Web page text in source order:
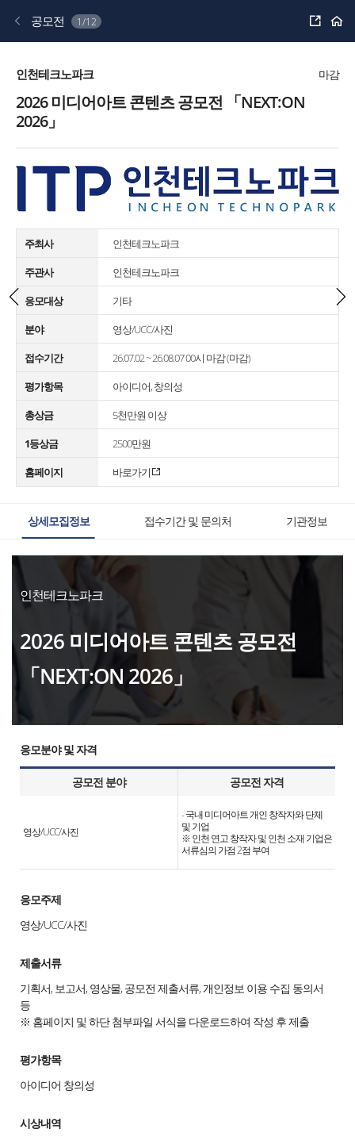
공모전 1/12 공
하
홈
인천테크노파크 마감
2026 미디어아트 콘텐츠 공모전 「NEXT:ON
2026」
주최사
인천테크노파크
주관사
인천테크노파크
응모대상
기타
분야
영상/UCC/사진
접수기간
26.07.02 ~ 26.08.07 00시 마감 (마감)
평가항목
아이디어, 창의성
총상금
5천만원 이상
1등상금
2500만원
홈페이지
바로가기
상세모집정보 접수기간 및 문의처 기관정보
인천테크노파크
2026 미디어아트 콘텐츠 공모전
「NEXT:ON 2026」
응모분야 및 자격
공모전 분야 공모전 자격
영상/UCC/사진
- 국내 미디어아트 개인 창작자와 단체
및 기업
※ 인천 연고 창작자 및 인천 소재 기업은
서류심의 가점 2점 부여
응모주제
영상/UCC/사진
제출서류
기획서, 보고서, 영상물, 공모전 제출서류, 개인정보 이용 수집 동의서
등
※ 홈페이지 및 하단 첨부파일 서식을 다운로드하여 작성 후 제출
평가항목
아이디어 창의성
시상내역